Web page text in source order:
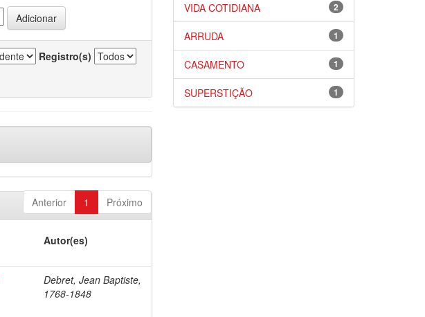
Registro(s)
Anterior 1 Próximo
Autor(es)
Debret, Jean Baptiste,
1768-1848
2
VIDA COTIDIANA
1
ARRUDA
1
CASAMENTO
1
SUPERSTIÇÃO